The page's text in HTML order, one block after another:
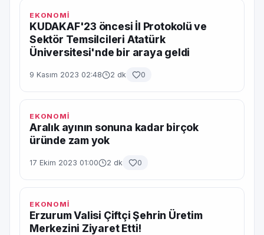
EKONOMİ
KUDAKAF'23 öncesi İl Protokolü ve
Sektör Temsilcileri Atatürk
Üniversitesi'nde bir araya geldi
9 Kasım 2023 02:48 2 dk 0
EKONOMİ
Aralık ayının sonuna kadar birçok
üründe zam yok
17 Ekim 2023 01:00 2 dk 0
EKONOMİ
Erzurum Valisi Çiftçi Şehrin Üretim
Merkezini Ziyaret Etti!